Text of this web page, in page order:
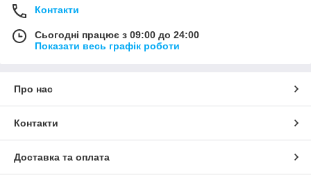
Контакти
Сьогодні працює з 09:00 до 24:00
Показати весь графік роботи
Про нас
Контакти
Доставка та оплата